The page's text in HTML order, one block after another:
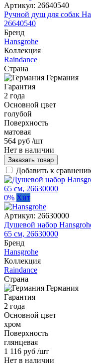
Артикул: 26640540
Ручной душ для собак
26640540
Бренд
Hansgrohe
Коллекция
Raindance
Страна
Германия
Гарантия
2 года
Основной цвет
голубой
Поверхность
матовая
564 руб /шт
Нет в наличии
Заказать товар
Добавить к
0% Хит
Артикул: 26630000
Душевой набор
65 см, 26630000
Бренд
Hansgrohe
Коллекция
Raindance
Страна
Германия
Гарантия
2 года
Основной цвет
хром
Поверхность
глянцевая
1 116 руб /шт
Нет в наличии